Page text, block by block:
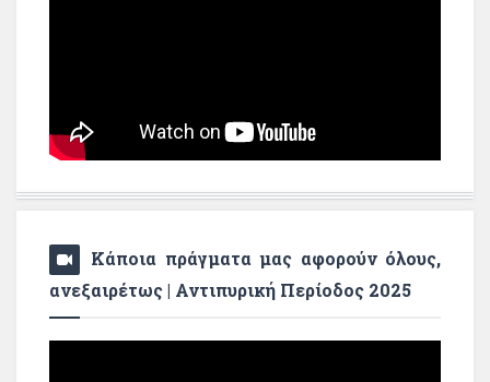
Κάποια πράγματα μας αφορούν όλους,
ανεξαιρέτως | Αντιπυρική Περίοδος 2025